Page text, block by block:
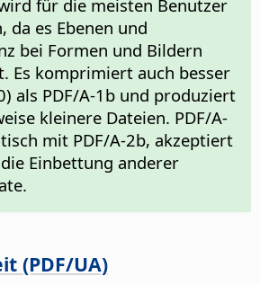
für die meisten Benutzer
da es Ebenen und
bei Formen und Bildern
Es komprimiert auch besser
als PDF/A-1b und produziert
kleinere Dateien. PDF/A-
mit PDF/A-2b, akzeptiert
Einbettung anderer
(PDF/UA)